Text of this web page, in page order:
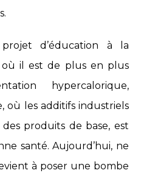
d’éducation à la
il est de plus en plus
hypercalorique,
où les additifs industriels
produits de base, est
santé. Aujourd’hui, ne
à poser une bombe